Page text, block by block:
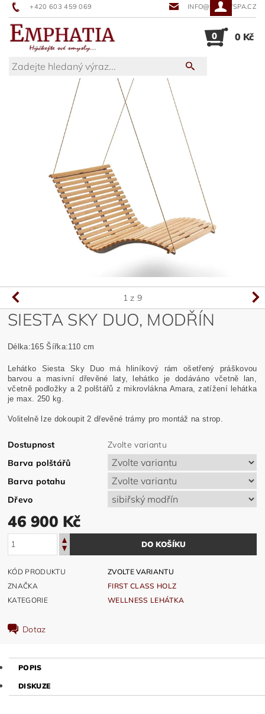
+420 603 459 069 INFO@SUNNYSPA.CZ
0 0 Kč
1 z 9
SIESTA SKY DUO, MODŘÍN
Délka:165 Šířka:110 cm
Lehátko Siesta Sky Duo má hliníkový rám ošetřený práškovou
barvou a masivní dřevěné laty, lehátko je dodáváno včetně lan,
včetně podložky a 2 polštářů z mikrovlákna Amara, zatížení lehátka
je max. 250 kg.
Volitelně lze dokoupit 2 dřevěné trámy pro montáž na strop.
Dostupnost
Zvolte variantu
Barva polštářů
Barva potahu
Dřevo
46 900 Kč
KÓD PRODUKTU
ZVOLTE VARIANTU
ZNAČKA
FIRST CLASS HOLZ
KATEGORIE
WELLNESS LEHÁTKA
Dotaz
POPIS
DISKUZE